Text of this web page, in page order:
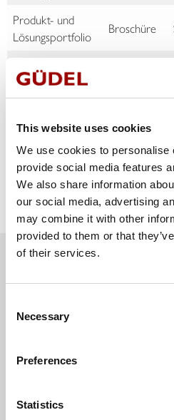
This website uses cookies
We use cookies to personalise
provide social media features
We also share information
our social media, advertising
may combine it with other
provided to them or that
of their services.
Selection
Necessary
Preferences
Statistics
Produkt- und
Lösungsportfolio
Broschüre
Lösungsportfolio
Lösungsportfolio
Showing 1 to 10
VERWANDTE